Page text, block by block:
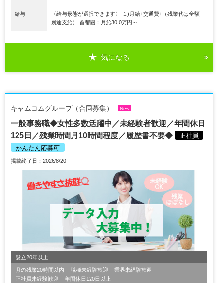
給与
〈給与形態が選択できます〉 １)月給+交通費+（残業代は全額
別途支給） 首都圏：月給30.0万円～...
気になる
キャムコムグループ（合同募集） New
一般事務職◆女性多数活躍中／未経験者歓迎／年間休日
125日／残業時間月10時間程度／履歴書不要◆
正社員
かんたん応募可
掲載終了日：2026/8/20
設立20年以上
月の残業20時間以内 職種未経験歓迎
業界未経験歓迎
正社員未経験歓迎
年間休日120日以上